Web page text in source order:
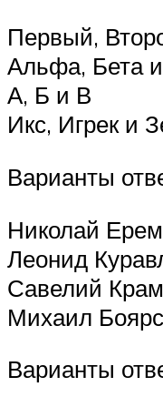
Первый,
Альфа, Бета
А, Б и В
Икс, Игрек и
Варианты
Николай
Леонид
Савелий
Михаил
Варианты